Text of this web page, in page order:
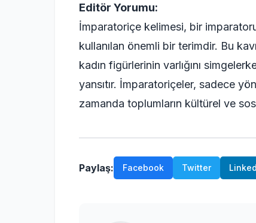
Editör Yorumu:
İmparatoriçe kelimesi, bir
kullanılan önemli bir terimdir. Bu
kadın figürlerinin varlığını
yansıtır. İmparatoriçeler, sadece
zamanda toplumların kültürel ve
Paylaş: Facebook Twitter